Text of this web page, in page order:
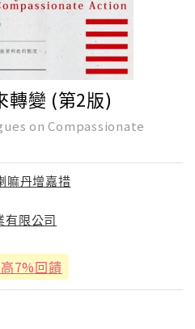
轉變 (第2版)
on Compassionate
嘛丹增嘉措
有限公司
7%回饋